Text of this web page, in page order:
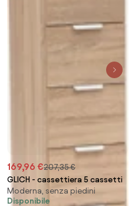
169,96 €207,35 €
GLICH - cassettiera 5 cassetti
Moderna, senza piedini
Disponibile